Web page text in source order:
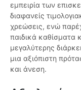
εμπειρία των
διαφανείς
χρεώσεις, ενώ
παιδικά καθίσματα
μεγαλύτερης
μια αξιόπιστη
και άνεση.